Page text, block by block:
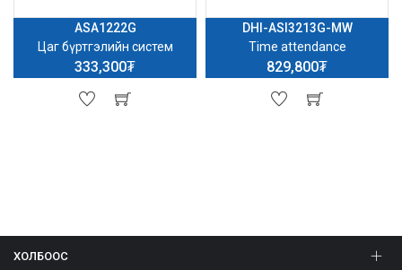
ASA1222G
Цаг бүртгэлийн систем
333,300₮
DHI-ASI3213G-MW
Time attendance
829,800₮
ХОЛБООС